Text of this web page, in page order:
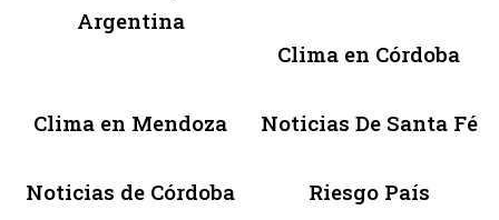
Argentina
Clima en Córdoba
Clima en Mendoza Noticias De Santa Fé
Noticias de Córdoba Riesgo País